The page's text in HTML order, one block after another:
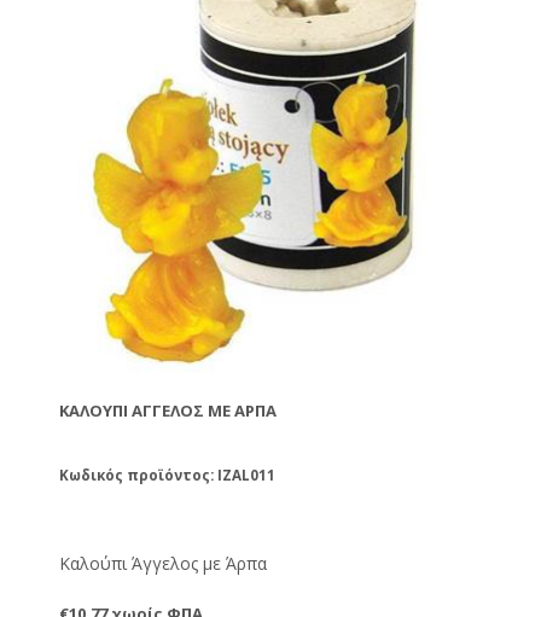
ΚΑΛΟΎΠΙ ΆΓΓΕΛΟΣ ΜΕ ΆΡΠΑ
Κωδικός προϊόντος: IZAL011
Καλούπι Άγγελος με Άρπα